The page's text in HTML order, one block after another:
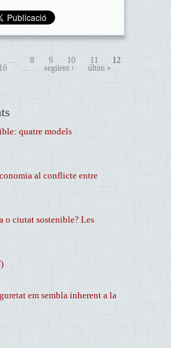
… 8 9 10 11
12
16 … següent › últim »
quatre models
al conflicte entre
o ciutat sostenible? Les
em sembla inherent a la